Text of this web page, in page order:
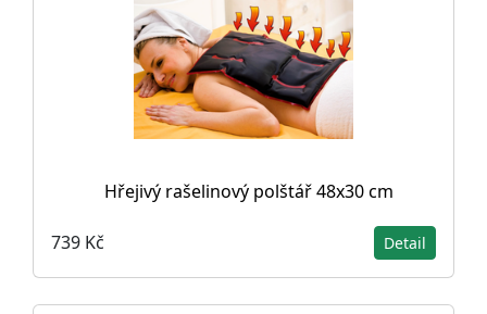
Hřejivý rašelinový polštář 48x30 cm
739 Kč Detail